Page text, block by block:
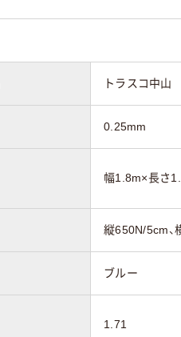
トラスコ中山
0.25mm
幅1.8m×長さ
縦650N/5cm、
ブルー
1.71